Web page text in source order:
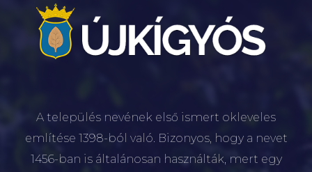
A település nevének első ismert okleveles
említése 1398-ból való. Bizonyos, hogy a nevet
1456-ban is általánosan használták, mert egy